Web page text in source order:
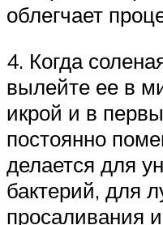
облегчает
4. Когда
вылейте ее в
икрой и в
постоянно
делается для
бактерий, для
просаливания